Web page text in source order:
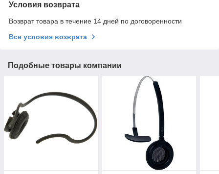
Условия возврата
Возврат товара в течение 14 дней по договоренности
Все условия возврата
Подобные товары компании